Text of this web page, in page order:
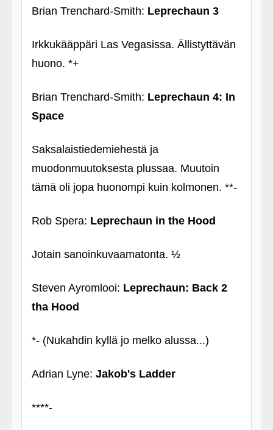
Brian Trenchard-Smith: Leprechaun 3
Irkkukääppäri Las Vegasissa. Ällistyttävän
huono. *+
Brian Trenchard-Smith: Leprechaun 4: In
Space
Saksalaistiedemiehestä ja
muodonmuutoksesta plussaa. Muutoin
tämä oli jopa huonompi kuin kolmonen. **-
Rob Spera: Leprechaun in the Hood
Jotain sanoinkuvaamatonta. ½
Steven Ayromlooi: Leprechaun: Back 2
tha Hood
*- (Nukahdin kyllä jo melko alussa...)
Adrian Lyne: Jakob's Ladder
****-